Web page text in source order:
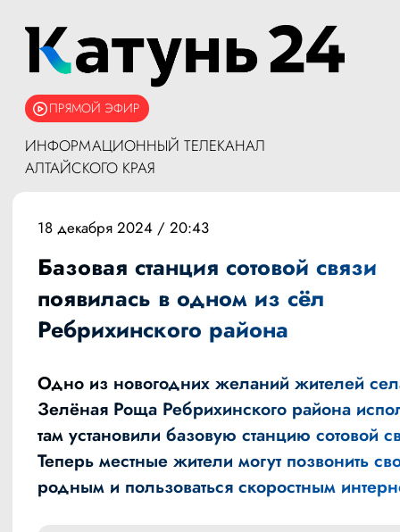
ПРЯМОЙ ЭФИР
ИНФОРМАЦИОННЫЙ ТЕЛЕКАНАЛ
АЛТАЙСКОГО КРАЯ
18 декабря 2024 / 20:43
Базовая станция сотовой связи
появилась в одном из сёл
Ребрихинского района
Одно из новогодних желаний жителей
Зелёная Роща Ребрихинского района
там установили базовую станцию сотовой
Теперь местные жители могут позвонить
родным и пользоваться скоростным